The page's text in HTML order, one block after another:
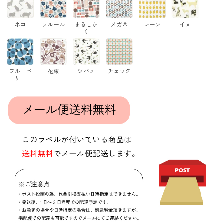
ネコ フルール
まるしか
く
メガネ レモン イヌ
ブルーベ
リー
花束 ツバメ チェック